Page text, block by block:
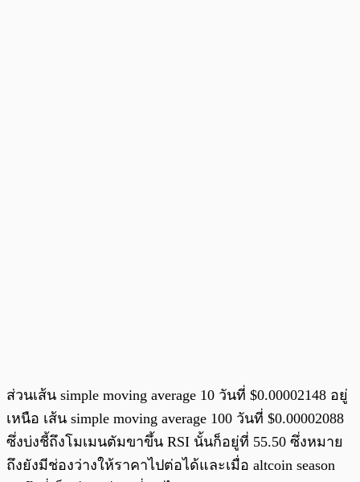
ส่วนเส้น simple moving average 10 วันที่ $0.00002148 อยู่
เหนือ เส้น simple moving average 100 วันที่ $0.00002088
ซึ่งบ่งชี้ถึงโมเมนตัมขาขึ้น RSI นั้นก็อยู่ที่ 55.50 ซึ่งหมาย
ถึงยังมีช่องว่างให้ราคาไปต่อได้และเมื่อ altcoin season